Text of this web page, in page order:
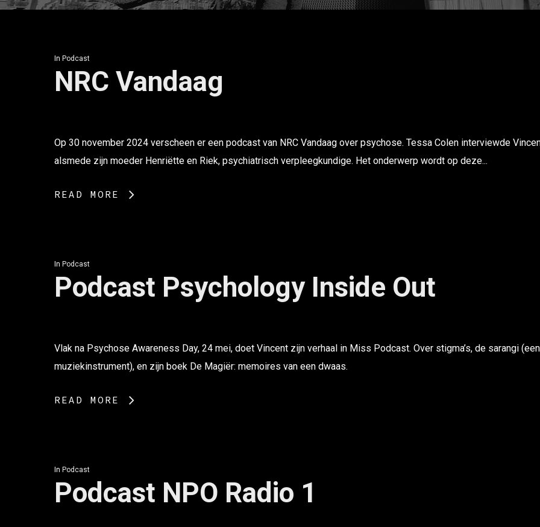
In Podcast
NRC Vandaag
Op 30 november 2024 verscheen er een podcast van NRC Vandaag over psychose. Tessa Colen interviewde
alsmede zijn moeder Henriëtte en Riek, psychiatrisch verpleegkundige. Het onderwerp wordt op deze...
READ MORE
In Podcast
Podcast Psychology Inside Out
Vlak na Psychose Awareness Day, 24 mei, doet Vincent zijn verhaal in Miss Podcast. Over stigma’s, de sarangi (een
muziekinstrument), en zijn boek De Magiër: memoires van een dwaas.
READ MORE
In Podcast
Podcast NPO Radio 1